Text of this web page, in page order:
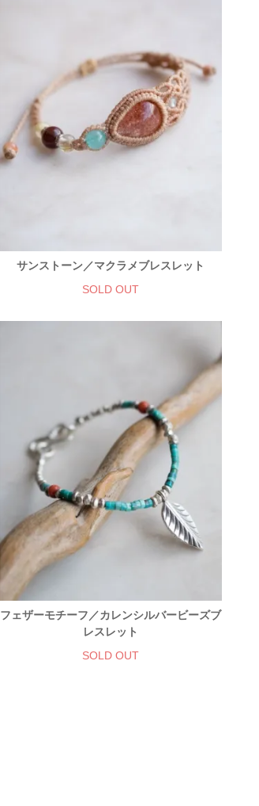
サンストーン／マクラメブレスレット
SOLD OUT
フェザーモチーフ／カレンシルバービーズブ
レスレット
SOLD OUT